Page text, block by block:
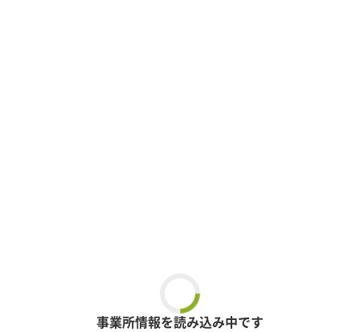
事業所情報を読み込み中です